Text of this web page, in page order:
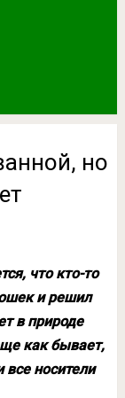
но
что кто-то
и решил
в природе
как бывает,
все носители